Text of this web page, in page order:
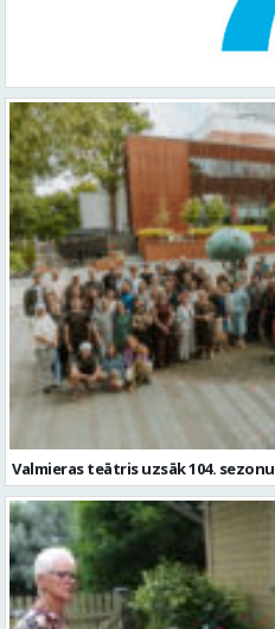
Valmieras teātris uzsāk 104.